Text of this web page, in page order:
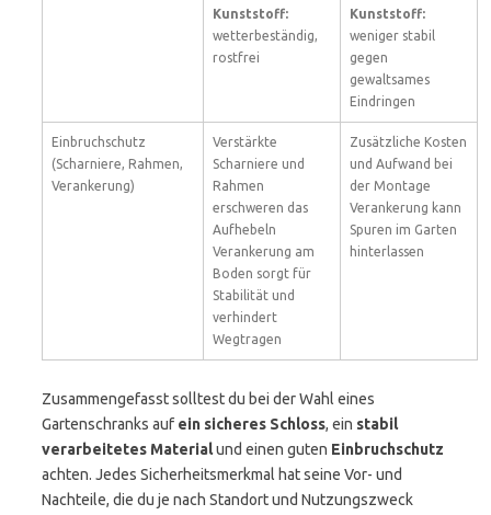
Kunststoff:
wetterbeständig,
rostfrei
Kunststoff:
weniger stabil
gegen
gewaltsames
Eindringen
Einbruchschutz
(Scharniere, Rahmen,
Verankerung)
Verstärkte
Scharniere und
Rahmen
erschweren das
Aufhebeln
Verankerung am
Boden sorgt für
Stabilität und
verhindert
Wegtragen
Zusätzliche Kosten
und Aufwand bei
der Montage
Verankerung kann
Spuren im Garten
hinterlassen
Zusammengefasst solltest du bei der Wahl eines
Gartenschranks auf ein sicheres Schloss, ein stabil
verarbeitetes Materialund einen guten Einbruchschutz
achten. Jedes Sicherheitsmerkmal hat seine Vor- und
Nachteile, die du je nach Standort und Nutzungszweck